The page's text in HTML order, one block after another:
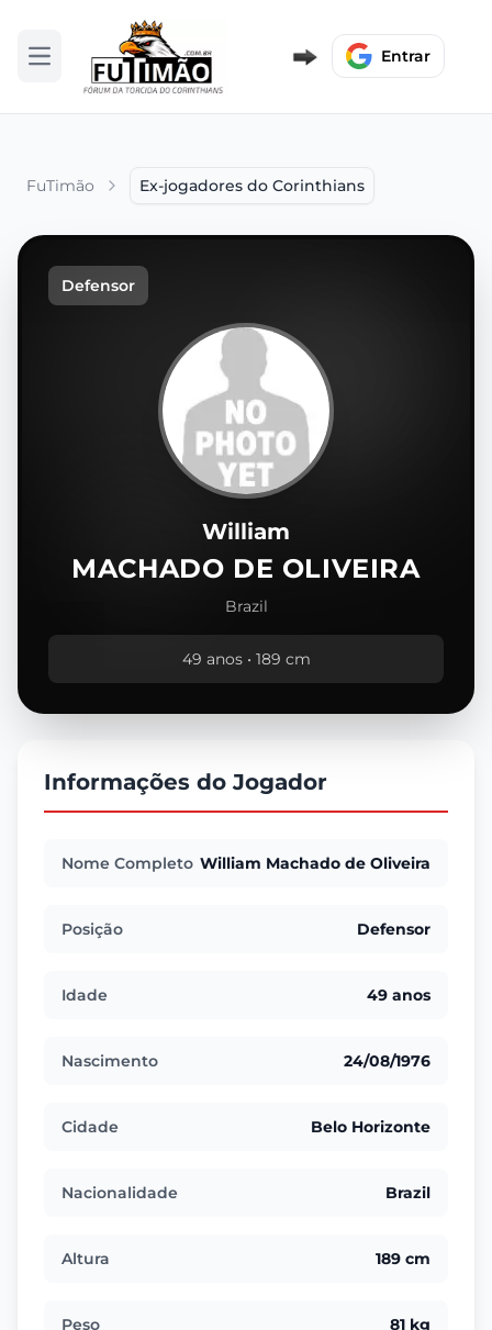
Abrir menu Entrar
FuTimão Ex-jogadores do Corinthians
Defensor
William
MACHADO DE OLIVEIRA
Brazil
49 anos • 189 cm
Informações do Jogador
Nome Completo William Machado de Oliveira
Posição Defensor
Idade 49 anos
Nascimento 24/08/1976
Cidade Belo Horizonte
Nacionalidade Brazil
Altura 189 cm
Peso 81 kg